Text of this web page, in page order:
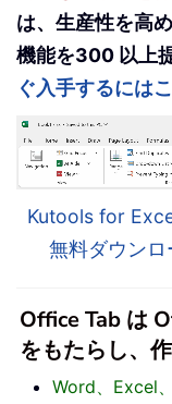
は、生産性を高
機能を300 以上
ぐ入手するには
Kutools for
無料ダウンロ
Office Tab は
をもたらし、
Word、Excel